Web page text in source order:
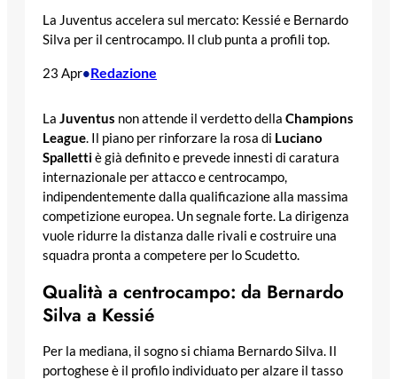
La Juventus accelera sul mercato: Kessié e Bernardo
Silva per il centrocampo. Il club punta a profili top.
23 Apr•Redazione
La Juventus non attende il verdetto della Champions
League. Il piano per rinforzare la rosa di Luciano
Spallettiè già definito e prevede innesti di caratura
internazionale per attacco e centrocampo,
indipendentemente dalla qualificazione alla massima
competizione europea. Un segnale forte. La dirigenza
vuole ridurre la distanza dalle rivali e costruire una
squadra pronta a competere per lo Scudetto.
Qualità a centrocampo: da Bernardo
Silva a Kessié
Per la mediana, il sogno si chiama Bernardo Silva. Il
portoghese è il profilo individuato per alzare il tasso